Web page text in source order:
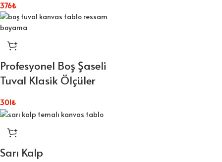
376₺
Profesyonel Boş Şaseli
Tuval Klasik Ölçüler
301₺
Sarı Kalp